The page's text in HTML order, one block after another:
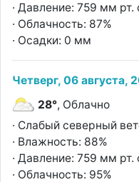
· Давление: 759 мм рт.
· Облачность: 87%
· Осадки: 0 мм
Четверг, 06 августа,
28°, Облачно
· Слабый северный
· Влажность: 88%
· Давление: 759 мм рт.
· Облачность: 95%